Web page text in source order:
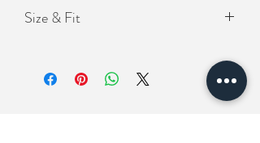
Size & Fit
Waist(腰圍）24-38吋 (橡筋拉伸）
Hip(臀圍）120cm